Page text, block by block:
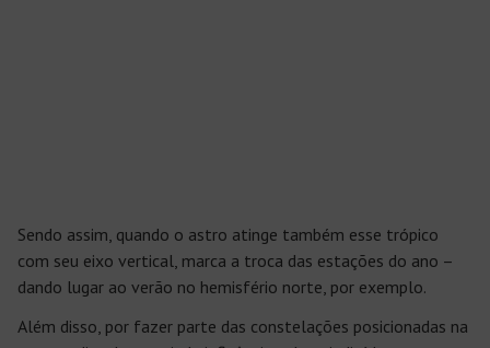
Sendo assim, quando o astro atinge também esse trópico
com seu eixo vertical, marca a troca das estações do ano –
dando lugar ao verão no hemisfério norte, por exemplo.
Além disso, por fazer parte das constelações posicionadas na